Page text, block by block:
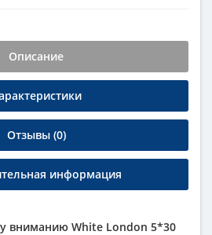
Описание
Отзывы (0)
информация
вниманию White London 5*30